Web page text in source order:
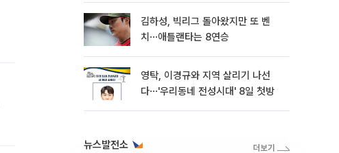
김하성, 빅리그 돌아왔지만 또 벤
치⋯애틀랜타는 8연승
영탁, 이경규와 지역 살리기 나선
다⋯'우리동네 전성시대' 8일 첫방
뉴스발전소